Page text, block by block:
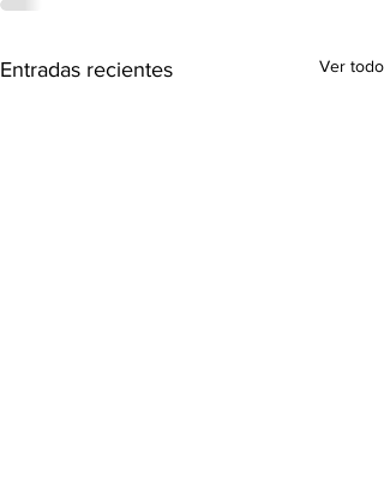
Entradas recientes Ver todo